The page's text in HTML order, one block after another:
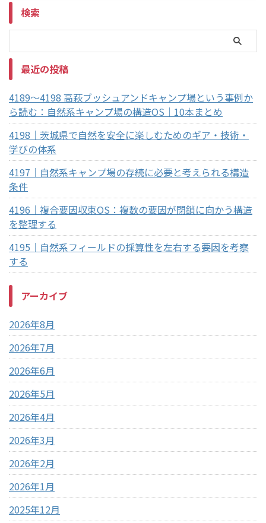
検索
最近の投稿
4189～4198 高萩ブッシュアンドキャンプ場という事例か
ら読む：自然系キャンプ場の構造OS｜10本まとめ
4198｜茨城県で自然を安全に楽しむためのギア・技術・
学びの体系
4197｜自然系キャンプ場の存続に必要と考えられる構造
条件
4196｜複合要因収束OS：複数の要因が閉鎖に向かう構造
を整理する
4195｜自然系フィールドの採算性を左右する要因を考察
する
アーカイブ
2026年8月
2026年7月
2026年6月
2026年5月
2026年4月
2026年3月
2026年2月
2026年1月
2025年12月